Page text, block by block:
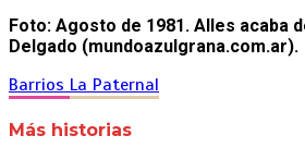
Foto: Agosto de 1981. Alles acaba
Delgado (mundoazulgrana.com.ar).
Barrios La Paternal
Más historias